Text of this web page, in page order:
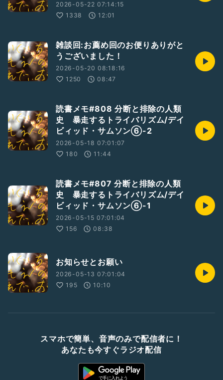
2026-05-22 07:14:15
1338
12:01
雑談回:お薦め回のお便りありがと
うございました！
2026-05-20 08:18:16
1250
08:47
読書メモ#808 分断と排除の人類
史 暴走するトライバリズム/デイ
ビィッド・サムソン⑥-2
2026-05-18 07:01:07
180
11:44
読書メモ#807 分断と排除の人類
史 暴走するトライバリズム/デイ
ビィッド・サムソン⑥-1
2026-05-15 07:01:04
156
08:38
お知らせとお願い
2026-05-13 07:01:04
195
10:10
スマホで簡単、音声のみで配信者に！
あなたも今すぐラジオ配信